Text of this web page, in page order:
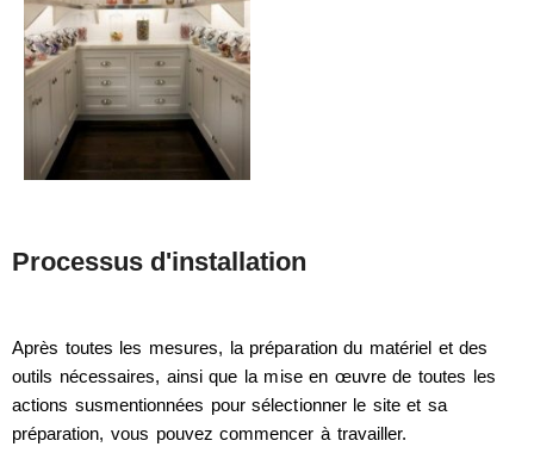
Processus d'installation
Après toutes les mesures, la préparation du matériel et des
outils nécessaires, ainsi que la mise en œuvre de toutes les
actions susmentionnées pour sélectionner le site et sa
préparation, vous pouvez commencer à travailler.